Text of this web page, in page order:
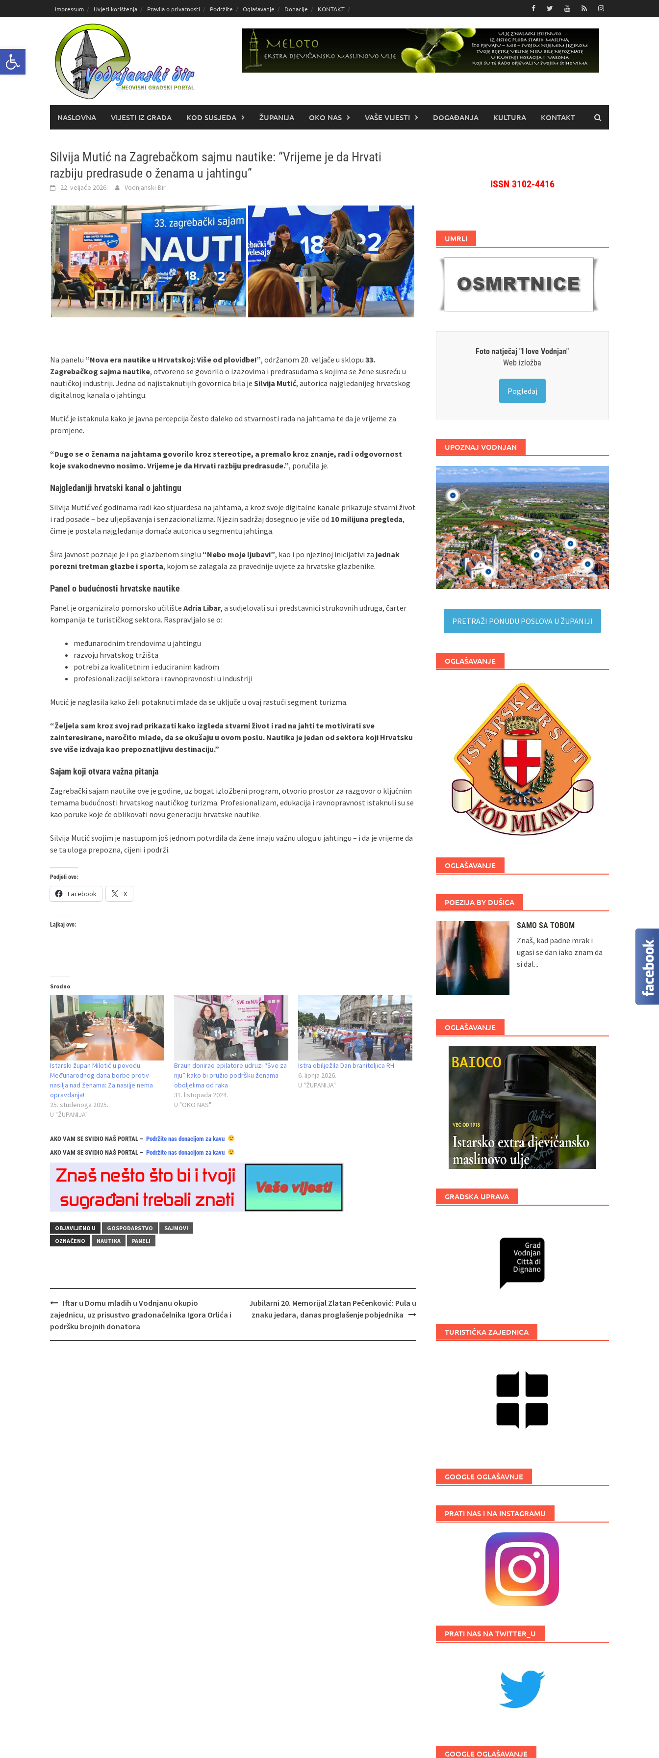
Open toolbar
do
Impressum Uvjeti korištenja Pravila o privatnosti Podržite Oglašavanje Donacije KONTAKT
NASLOVNA VIJESTI IZ GRADA KOD SUSJEDA ŽUPANIJA OKO NAS VAŠE VIJESTI DOGAĐANJA KULTURA KONTAKT
Silvija Mutić na Zagrebačkom sajmu nautike: “Vrijeme je da Hrvati
razbiju predrasude o ženama u jahtingu”
22. veljače 2026. Vodnjanski Đir
Na panelu “Nova era nautike u Hrvatskoj: Više od plovidbe!”, održanom 20. veljače u sklopu 33.
Zagrebačkog sajma nautike, otvoreno se govorilo o izazovima i predrasudama s kojima se žene susreću u
nautičkoj industriji. Jedna od najistaknutijih govornica bila je Silvija Mutić, autorica najgledanijeg hrvatskog
digitalnog kanala o jahtingu.
Mutić je istaknula kako je javna percepcija često daleko od stvarnosti rada na jahtama te da je vrijeme za
promjene.
“Dugo se o ženama na jahtama govorilo kroz stereotipe, a premalo kroz znanje, rad i odgovornost
koje svakodnevno nosimo. Vrijeme je da Hrvati razbiju predrasude.”, poručila je.
Najgledaniji hrvatski kanal o jahtingu
Silvija Mutić već godinama radi kao stjuardesa na jahtama, a kroz svoje digitalne kanale prikazuje stvarni život
i rad posade – bez uljepšavanja i senzacionalizma. Njezin sadržaj dosegnuo je više od 10 milijuna pregleda,
čime je postala najgledanija domaća autorica u segmentu jahtinga.
Šira javnost poznaje je i po glazbenom singlu “Nebo moje ljubavi”, kao i po njezinoj inicijativi za jednak
porezni tretman glazbe i sporta, kojom se zalagala za pravednije uvjete za hrvatske glazbenike.
Panel o budućnosti hrvatske nautike
Panel je organiziralo pomorsko učilište Adria Libar, a sudjelovali su i predstavnici strukovnih udruga, čarter
kompanija te turističkog sektora. Raspravljalo se o:
međunarodnim trendovima u jahtingu
razvoju hrvatskog tržišta
potrebi za kvalitetnim i educiranim kadrom
profesionalizaciji sektora i ravnopravnosti u industriji
Mutić je naglasila kako želi potaknuti mlade da se uključe u ovaj rastući segment turizma.
“Željela sam kroz svoj rad prikazati kako izgleda stvarni život i rad na jahti te motivirati sve
zainteresirane, naročito mlade, da se okušaju u ovom poslu. Nautika je jedan od sektora koji Hrvatsku
sve više izdvaja kao prepoznatljivu destinaciju.”
Sajam koji otvara važna pitanja
Zagrebački sajam nautike ove je godine, uz bogat izložbeni program, otvorio prostor za razgovor o ključnim
temama budućnosti hrvatskog nautičkog turizma. Profesionalizam, edukacija i ravnopravnost istaknuli su se
kao poruke koje će oblikovati novu generaciju hrvatske nautike.
Silvija Mutić svojim je nastupom još jednom potvrdila da žene imaju važnu ulogu u jahtingu – i da je vrijeme da
se ta uloga prepozna, cijeni i podrži.
Podjeli ovo:
Facebook X
Lajkaj ovo:
Srodno
Istarski župan Miletić u povodu
Međunarodnog dana borbe protiv
nasilja nad ženama: Za nasilje nema
opravdanja!
25. studenoga 2025.
U "ŽUPANIJA"
Braun donirao epilatore udruzi “Sve za
nju” kako bi pružio podršku ženama
oboljelima od raka
31. listopada 2024.
U "OKO NAS"
Istra obilježila Dan braniteljica RH
6. lipnja 2026.
U "ŽUPANIJA"
AKO VAM SE SVIDIO NAŠ PORTAL – Podržite nas donacijom za kavu
AKO VAM SE SVIDIO NAŠ PORTAL – Podržite nas donacijom za kavu
OBJAVLJENO U GOSPODARSTVO
SAJMOVI
OZNAČENO
NAUTIKA PANELI
Navigacija
objava
Iftar u Domu mladih u Vodnjanu okupio
zajednicu, uz prisustvo gradonačelnika Igora Orlića i
podršku brojnih donatora
Jubilarni 20. Memorijal Zlatan Pečenković: Pula u
znaku jedara, danas proglašenje pobjednika
ISSN 3102-4416
UMRLI
Foto natječaj "I love Vodnjan"
Web izložba
Pogledaj
UPOZNAJ VODNJAN
PRETRAŽI PONUDU POSLOVA U ŽUPANIJI
OGLAŠAVANJE
OGLAŠAVANJE
POEZIJA BY DUŠICA
SAMO SA TOBOM
Znaš, kad padne mrak i
ugasi se dan iako znam da
si dal...
OGLAŠAVANJE
GRADSKA UPRAVA
TURISTIČKA ZAJEDNICA
GOOGLE OGLAŠAVNJE
PRATI NAS I NA INSTAGRAMU
PRATI NAS NA TWITTER_U
GOOGLE OGLAŠAVANJE